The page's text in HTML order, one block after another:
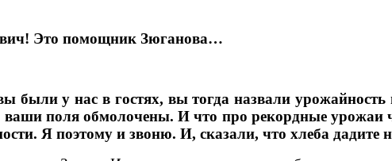
Это помощник Зюганова…
были у нас в гостях, вы тогда назвали
ваши поля обмолочены. И что про рекордные урожаи
Я поэтому и звоню. И, сказали, что хлеба дадите